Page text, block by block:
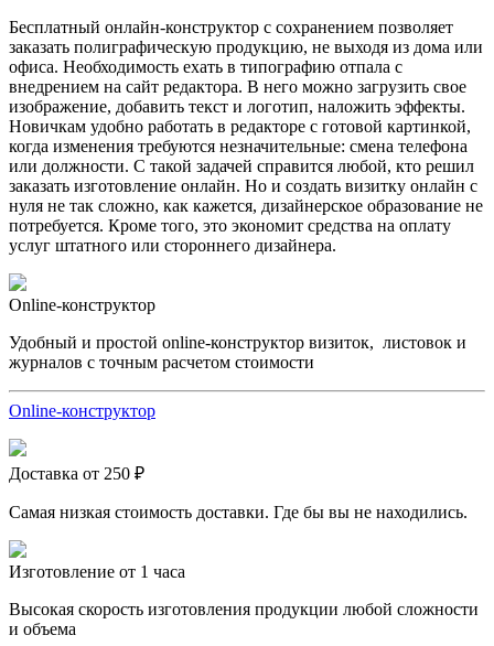
Бесплатный онлайн-конструктор с сохранением позволяет
заказать полиграфическую продукцию, не выходя из дома или
офиса. Необходимость ехать в типографию отпала с
внедрением на сайт редактора. В него можно загрузить свое
изображение, добавить текст и логотип, наложить эффекты.
Новичкам удобно работать в редакторе с готовой картинкой,
когда изменения требуются незначительные: смена телефона
или должности. С такой задачей справится любой, кто решил
заказать изготовление онлайн. Но и создать визитку онлайн с
нуля не так сложно, как кажется, дизайнерское образование не
потребуется. Кроме того, это экономит средства на оплату
услуг штатного или стороннего дизайнера.
Online-конструктор
Удобный и простой online-конструктор визиток, листовок и
журналов с точным расчетом стоимости
Online-конструктор
Доставка от 250 ₽
Самая низкая стоимость доставки. Где бы вы не находились.
Изготовление от 1 часа
Высокая скорость изготовления продукции любой сложности
и объема